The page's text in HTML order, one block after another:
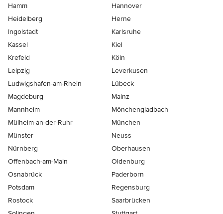
Hamm
Hannover
Heidelberg
Herne
Ingolstadt
Karlsruhe
Kassel
Kiel
Krefeld
Köln
Leipzig
Leverkusen
Ludwigshafen-am-Rhein
Lübeck
Magdeburg
Mainz
Mannheim
Mönchen­gladbach
Mülheim-an-der-Ruhr
München
Münster
Neuss
Nürnberg
Oberhausen
Offenbach-am-Main
Oldenburg
Osnabrück
Paderborn
Potsdam
Regensburg
Rostock
Saarbrücken